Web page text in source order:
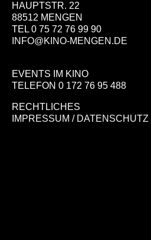
HAUPTSTR. 22
88512 MENGEN
TEL 0 75 72 76 99 90
INFO@KINO-MENGEN.DE
EVENTS IM KINO
TELEFON 0 172 76 95 488
RECHTLICHES
IMPRESSUM / DATENSCHUTZ